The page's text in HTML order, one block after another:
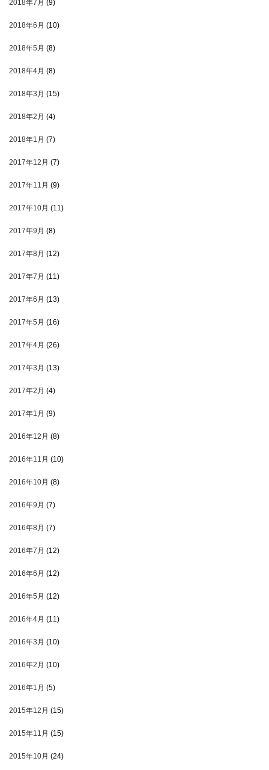
2018年7月 (9)
2018年6月 (10)
2018年5月 (8)
2018年4月 (8)
2018年3月 (15)
2018年2月 (4)
2018年1月 (7)
2017年12月 (7)
2017年11月 (9)
2017年10月 (11)
2017年9月 (8)
2017年8月 (12)
2017年7月 (11)
2017年6月 (13)
2017年5月 (16)
2017年4月 (26)
2017年3月 (13)
2017年2月 (4)
2017年1月 (9)
2016年12月 (8)
2016年11月 (10)
2016年10月 (8)
2016年9月 (7)
2016年8月 (7)
2016年7月 (12)
2016年6月 (12)
2016年5月 (12)
2016年4月 (11)
2016年3月 (10)
2016年2月 (10)
2016年1月 (5)
2015年12月 (15)
2015年11月 (15)
2015年10月 (24)